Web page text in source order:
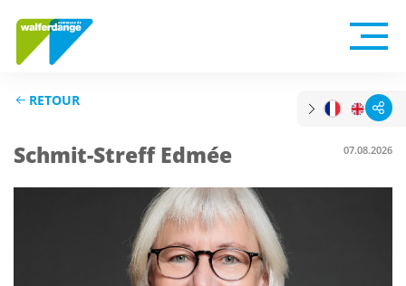
RETOUR
Schmit-Streff Edmée 07.08.2026